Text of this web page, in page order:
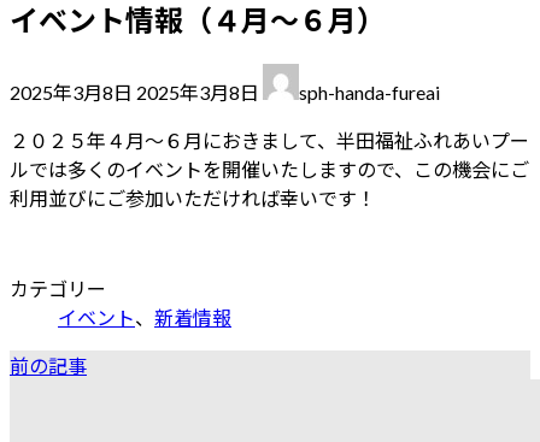
プ
動
イベント情報（４月～６月）
2025年3月8日
終
更
新
日
2025年3月8日 sph-handa-fureai
２０２５年４月～６月におきまして、半田福祉ふれあいプー
ルでは多くのイベントを開催いたしますので、この機会にご
利用並びにご参加いただければ幸いです！
カテゴリー
イベント、 新着情報
前の記事